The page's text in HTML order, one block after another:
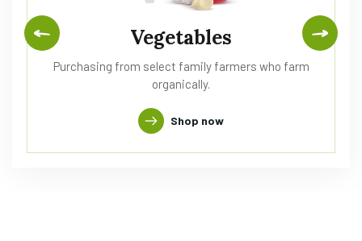
Vegetables
Purchasing from select family farmers who farm
organically.
Shop now